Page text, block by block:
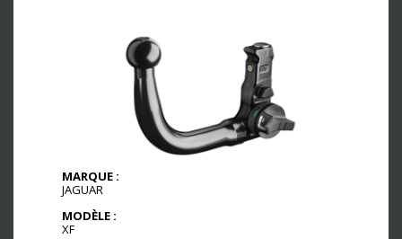
MARQUE :
JAGUAR
MODÈLE :
XF